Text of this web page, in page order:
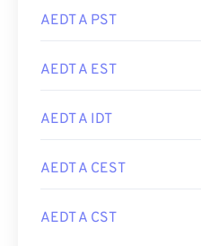
AEDT A PST
AEDT A EST
AEDT A IDT
AEDT A CEST
AEDT A CST